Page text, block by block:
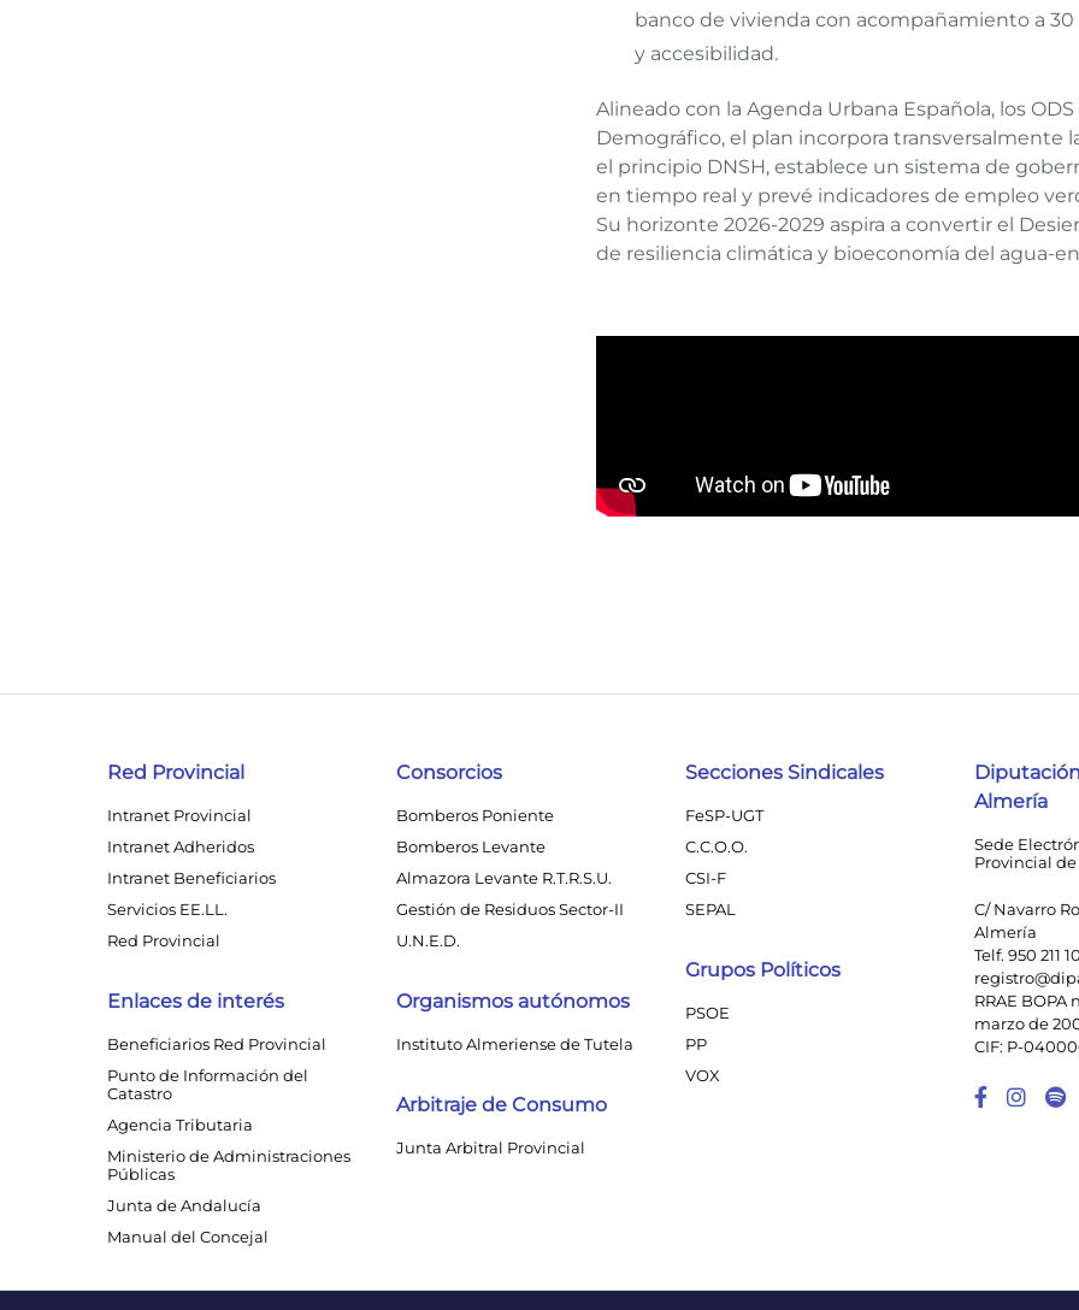
banco de vivienda con acompañamiento a
y accesibilidad.
Alineado con la Agenda Urbana Española, los
Demográfico, el plan incorpora transversalmente
el principio DNSH, establece un sistema de
en tiempo real y prevé indicadores de empleo
Su horizonte 2026‑2029 aspira a convertir el
de resiliencia climática y bioeconomía del
Red Provincial
Intranet Provincial
Intranet Adheridos
Intranet Beneficiarios
Servicios EE.LL.
Red Provincial
Enlaces de interés
Beneficiarios Red Provincial
Punto de Información del
Catastro
Agencia Tributaria
Ministerio de Administraciones
Públicas
Junta de Andalucía
Manual del Concejal
Consorcios
Bomberos Poniente
Bomberos Levante
Almazora Levante R.T.R.S.U.
Gestión de Residuos Sector-II
U.N.E.D.
Organismos autónomos
Instituto Almeriense de Tutela
Arbitraje de Consumo
Junta Arbitral Provincial
Secciones Sindicales
FeSP-UGT
C.C.O.O.
CSI-F
SEPAL
Grupos Políticos
PSOE
PP
VOX
Almería
Sede
Provincial
C/ Navarro
Almería
Telf. 950 211
RRAE BOPA
marzo de
CIF: P-
Enlace